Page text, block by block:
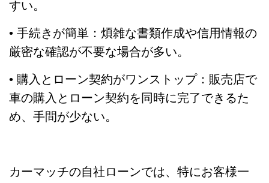
すい。
• 手続きが簡単：煩雑な書類作成や信用情報の
厳密な確認が不要な場合が多い。
• 購入とローン契約がワンストップ：販売店で
車の購入とローン契約を同時に完了できるた
め、手間が少ない。
カーマッチの自社ローンでは、特にお客様一